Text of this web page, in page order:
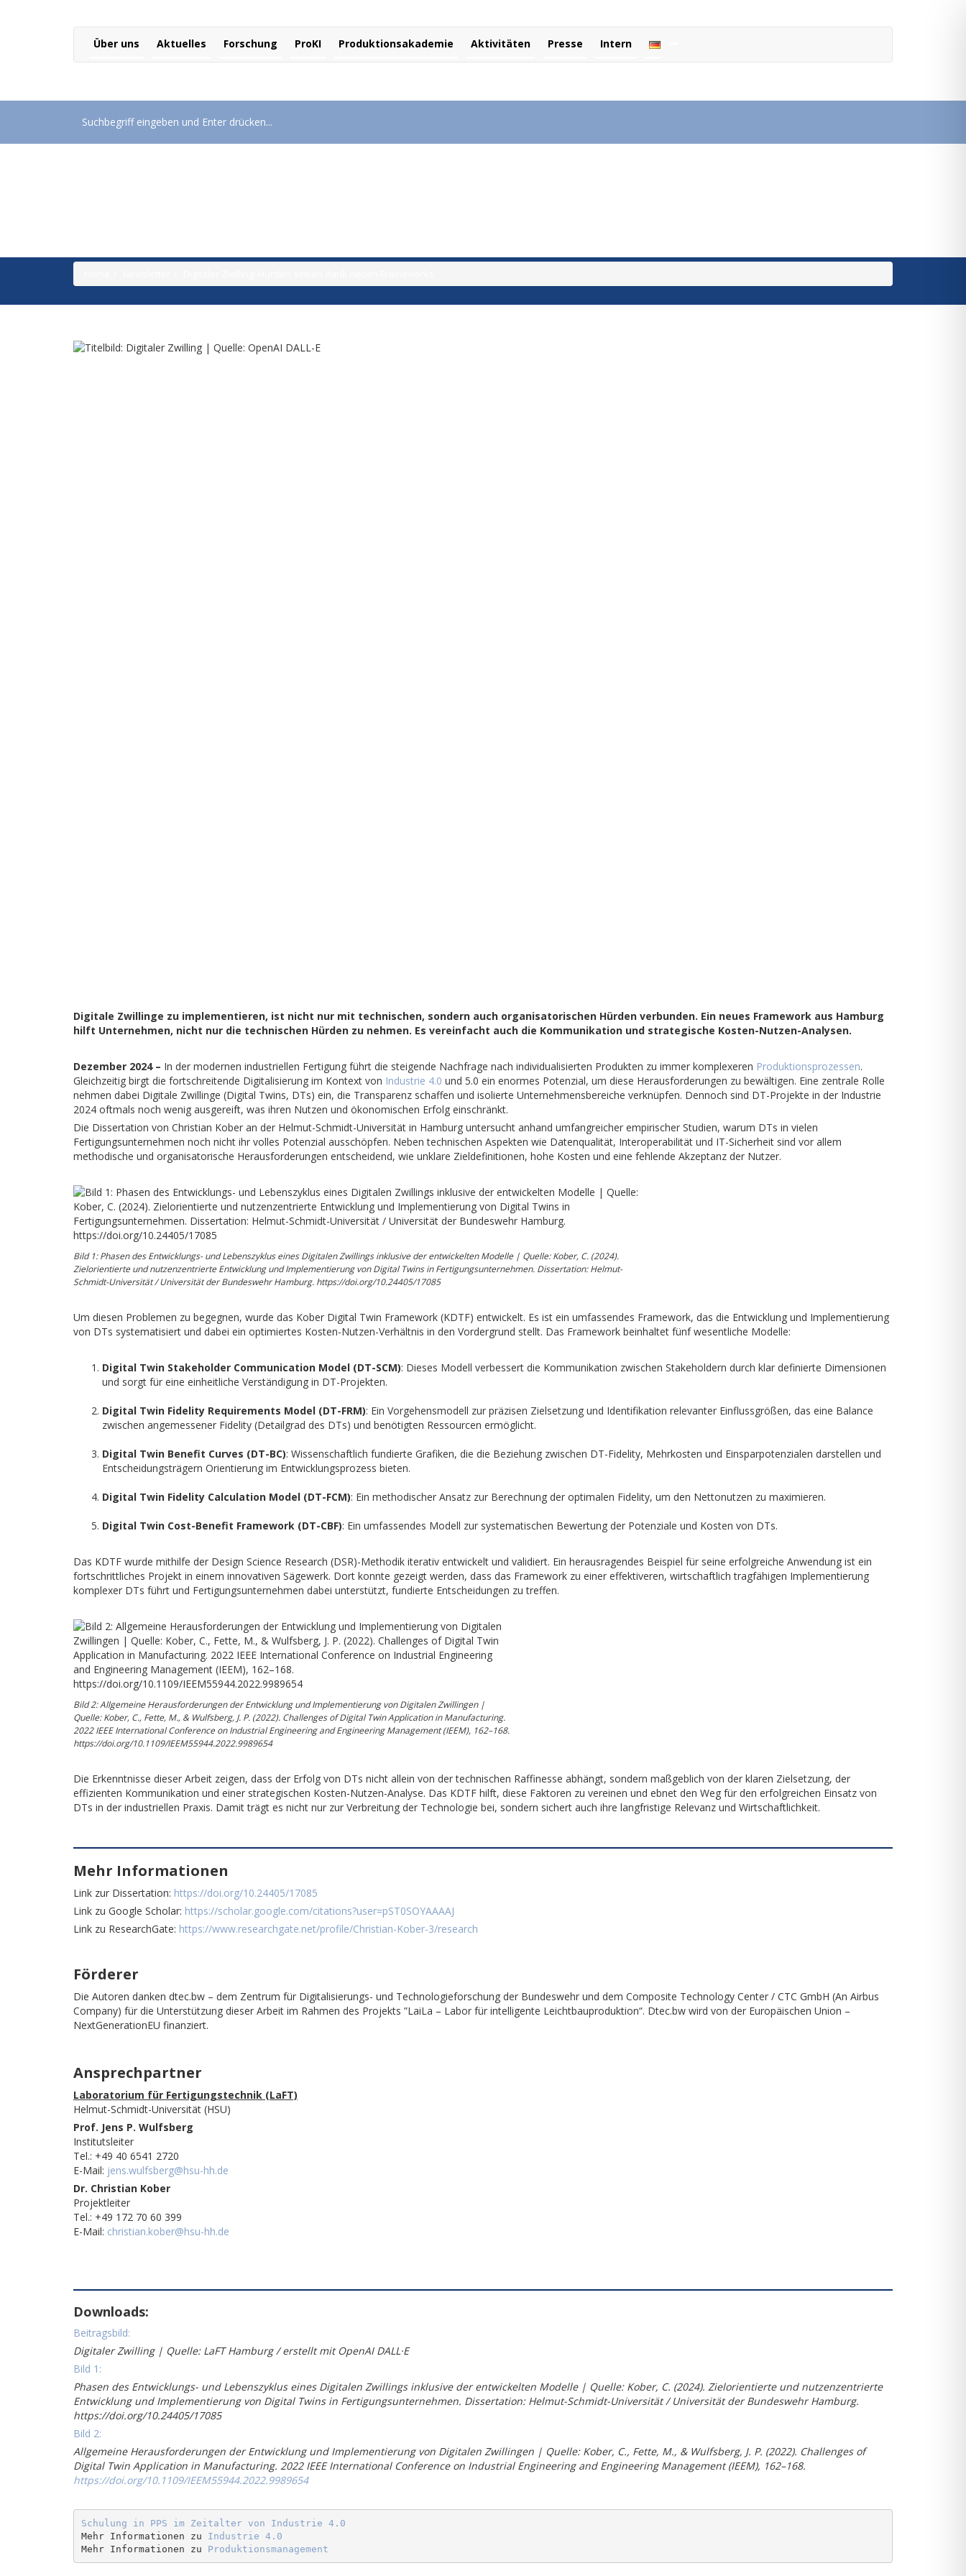
Über uns Aktuelles Forschung ProKI Produktionsakademie Aktivitäten Presse Intern
Digitale Zwillinge zu implementieren, ist nicht nur mit technischen, sondern auch organisatorischen Hürden verbunden. Ein neues Framework aus Hamburg
hilft Unternehmen, nicht nur die technischen Hürden zu nehmen. Es vereinfacht auch die Kommunikation und strategische Kosten-Nutzen-Analysen.
Dezember 2024 – In der modernen industriellen Fertigung führt die steigende Nachfrage nach individualisierten Produkten zu immer komplexeren Produktionsprozessen.
Gleichzeitig birgt die fortschreitende Digitalisierung im Kontext von Industrie 4.0 und 5.0 ein enormes Potenzial, um diese Herausforderungen zu bewältigen. Eine zentrale Rolle
nehmen dabei Digitale Zwillinge (Digital Twins, DTs) ein, die Transparenz schaffen und isolierte Unternehmensbereiche verknüpfen. Dennoch sind DT-Projekte in der Industrie
2024 oftmals noch wenig ausgereift, was ihren Nutzen und ökonomischen Erfolg einschränkt.
Die Dissertation von Christian Kober an der Helmut-Schmidt-Universität in Hamburg untersucht anhand umfangreicher empirischer Studien, warum DTs in vielen
Fertigungsunternehmen noch nicht ihr volles Potenzial ausschöpfen. Neben technischen Aspekten wie Datenqualität, Interoperabilität und IT-Sicherheit sind vor allem
methodische und organisatorische Herausforderungen entscheidend, wie unklare Zieldefinitionen, hohe Kosten und eine fehlende Akzeptanz der Nutzer.
Bild 1: Phasen des Entwicklungs- und Lebenszyklus eines Digitalen Zwillings inklusive der entwickelten Modelle | Quelle: Kober, C. (2024).
Zielorientierte und nutzenzentrierte Entwicklung und Implementierung von Digital Twins in Fertigungsunternehmen. Dissertation: Helmut-
Schmidt-Universität / Universität der Bundeswehr Hamburg. https://doi.org/10.24405/17085
Um diesen Problemen zu begegnen, wurde das Kober Digital Twin Framework (KDTF) entwickelt. Es ist ein umfassendes Framework, das die Entwicklung und Implementierung
von DTs systematisiert und dabei ein optimiertes Kosten-Nutzen-Verhältnis in den Vordergrund stellt. Das Framework beinhaltet fünf wesentliche Modelle:
Digital Twin Stakeholder Communication Model (DT-SCM): Dieses Modell verbessert die Kommunikation zwischen Stakeholdern durch klar definierte Dimensionen
und sorgt für eine einheitliche Verständigung in DT-Projekten.
Digital Twin Fidelity Requirements Model (DT-FRM): Ein Vorgehensmodell zur präzisen Zielsetzung und Identifikation relevanter Einflussgrößen, das eine Balance
zwischen angemessener Fidelity (Detailgrad des DTs) und benötigten Ressourcen ermöglicht.
Digital Twin Benefit Curves (DT-BC): Wissenschaftlich fundierte Grafiken, die die Beziehung zwischen DT-Fidelity, Mehrkosten und Einsparpotenzialen darstellen und
Entscheidungsträgern Orientierung im Entwicklungsprozess bieten.
Digital Twin Fidelity Calculation Model (DT-FCM): Ein methodischer Ansatz zur Berechnung der optimalen Fidelity, um den Nettonutzen zu maximieren.
Digital Twin Cost-Benefit Framework (DT-CBF): Ein umfassendes Modell zur systematischen Bewertung der Potenziale und Kosten von DTs.
Das KDTF wurde mithilfe der Design Science Research (DSR)-Methodik iterativ entwickelt und validiert. Ein herausragendes Beispiel für seine erfolgreiche Anwendung ist ein
fortschrittliches Projekt in einem innovativen Sägewerk. Dort konnte gezeigt werden, dass das Framework zu einer effektiveren, wirtschaftlich tragfähigen Implementierung
komplexer DTs führt und Fertigungsunternehmen dabei unterstützt, fundierte Entscheidungen zu treffen.
Bild 2: Allgemeine Herausforderungen der Entwicklung und Implementierung von Digitalen Zwillingen |
Quelle: Kober, C., Fette, M., & Wulfsberg, J. P. (2022). Challenges of Digital Twin Application in Manufacturing.
2022 IEEE International Conference on Industrial Engineering and Engineering Management (IEEM), 162–168.
https://doi.org/10.1109/IEEM55944.2022.9989654
Die Erkenntnisse dieser Arbeit zeigen, dass der Erfolg von DTs nicht allein von der technischen Raffinesse abhängt, sondern maßgeblich von der klaren Zielsetzung, der
effizienten Kommunikation und einer strategischen Kosten-Nutzen-Analyse. Das KDTF hilft, diese Faktoren zu vereinen und ebnet den Weg für den erfolgreichen Einsatz von
DTs in der industriellen Praxis. Damit trägt es nicht nur zur Verbreitung der Technologie bei, sondern sichert auch ihre langfristige Relevanz und Wirtschaftlichkeit.
Mehr Informationen
Link zur Dissertation: https://doi.org/10.24405/17085
Link zu Google Scholar: https://scholar.google.com/citations?user=pST0SOYAAAAJ
Link zu ResearchGate: https://www.researchgate.net/profile/Christian-Kober-3/research
Förderer
Die Autoren danken dtec.bw – dem Zentrum für Digitalisierungs- und Technologieforschung der Bundeswehr und dem Composite Technology Center / CTC GmbH (An Airbus
Company) für die Unterstützung dieser Arbeit im Rahmen des Projekts ”LaiLa – Labor für intelligente Leichtbauproduktion“. Dtec.bw wird von der Europäischen Union –
NextGenerationEU finanziert.
Ansprechpartner
Laboratorium für Fertigungstechnik (LaFT)
Helmut-Schmidt-Universität (HSU)
Prof. Jens P. Wulfsberg
Institutsleiter
Tel.: +49 40 6541 2720
E-Mail: jens.wulfsberg@hsu-hh.de
Dr. Christian Kober
Projektleiter
Tel.: +49 172 70 60 399
E-Mail: christian.kober@hsu-hh.de
Downloads:
Beitragsbild:
Digitaler Zwilling | Quelle: LaFT Hamburg / erstellt mit OpenAI DALL·E
Bild 1:
Phasen des Entwicklungs- und Lebenszyklus eines Digitalen Zwillings inklusive der entwickelten Modelle | Quelle: Kober, C. (2024). Zielorientierte und nutzenzentrierte
Entwicklung und Implementierung von Digital Twins in Fertigungsunternehmen. Dissertation: Helmut-Schmidt-Universität / Universität der Bundeswehr Hamburg.
https://doi.org/10.24405/17085
Bild 2:
Allgemeine Herausforderungen der Entwicklung und Implementierung von Digitalen Zwillingen | Quelle: Kober, C., Fette, M., & Wulfsberg, J. P. (2022). Challenges of
Digital Twin Application in Manufacturing. 2022 IEEE International Conference on Industrial Engineering and Engineering Management (IEEM), 162–168.
https://doi.org/10.1109/IEEM55944.2022.9989654
Schulung in PPS im Zeitalter von Industrie 4.0
Mehr Informationen zu Industrie 4.0
Mehr Informationen zu Produktionsmanagement